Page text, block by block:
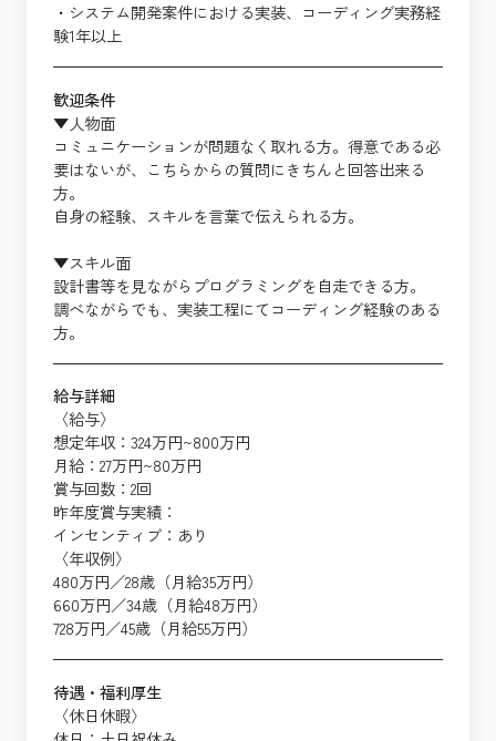
・システム開発案件における実装、コーディング実務経
験1年以上
歓迎条件
▼人物面
コミュニケーションが問題なく取れる方。得意である必
要はないが、こちらからの質問にきちんと回答出来る
方。
自身の経験、スキルを言葉で伝えられる方。
▼スキル面
設計書等を見ながらプログラミングを自走できる方。
調べながらでも、実装工程にてコーディング経験のある
方。
給与詳細
〈給与〉
想定年収：324万円~800万円
月給：27万円~80万円
賞与回数：2回
昨年度賞与実績：
インセンティブ：あり
〈年収例〉
480万円／28歳（月給35万円）
660万円／34歳（月給48万円）
728万円／45歳（月給55万円）
待遇・福利厚生
〈休日休暇〉